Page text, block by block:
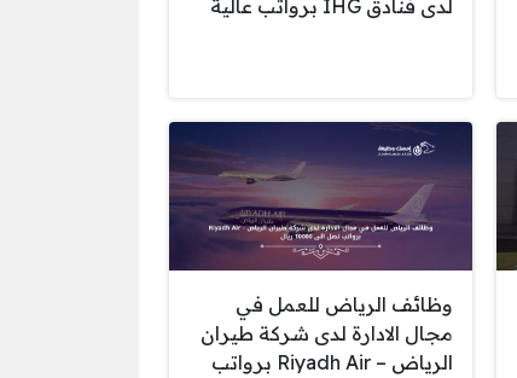
لدى فنادق IHG برواتب عالية
وظائف الرياض للعمل في
مجال الادارة لدى شركة طيران
الرياض – Riyadh Air برواتب